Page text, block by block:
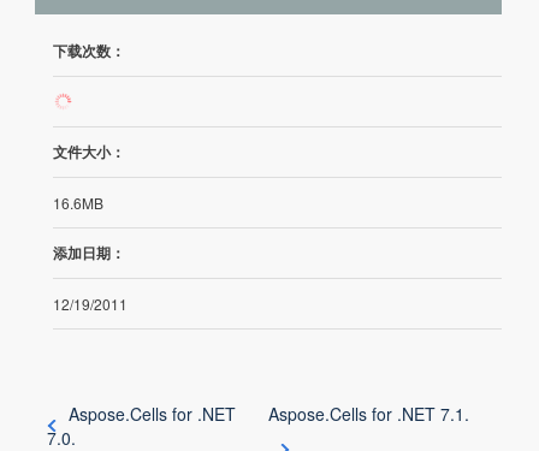
下载次数：
408
文件大小：
16.6MB
添加日期：
12/19/2011
Aspose.Cells for .NET
7.0.
Aspose.Cells for .NET 7.1.